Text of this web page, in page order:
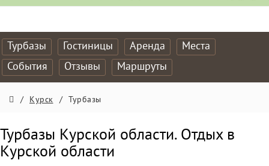
Турбазы Гостиницы Аренда
Места
События
Отзывы Маршруты
/ Курск / Турбазы
Турбазы Курской области. Отдых в
Курской области